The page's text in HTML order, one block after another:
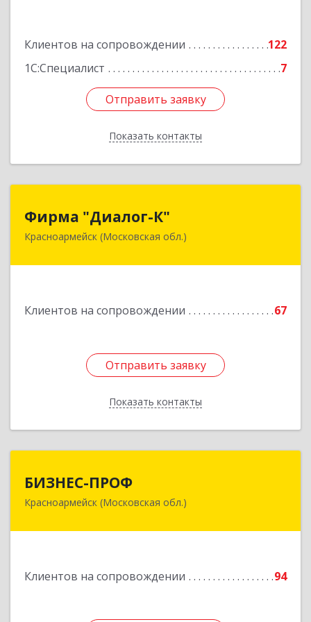
Клиентов на сопровождении
122
1С:Специалист
7
Отправить заявку
Показать контакты
Подробнее
Отправить заявку
Назад
Фирма "Диалог-К"
Красноармейск (Московская обл.)
Клиентов на сопровождении 67
Отправить заявку
Показать контакты
141292, Московская обл, Красноармейск г,
Отправить заявку
Назад
БИЗНЕС-ПРОФ
Красноармейск (Московская обл.)
Клиентов на сопровождении 94
141290, Московская обл, Красноармейск г,